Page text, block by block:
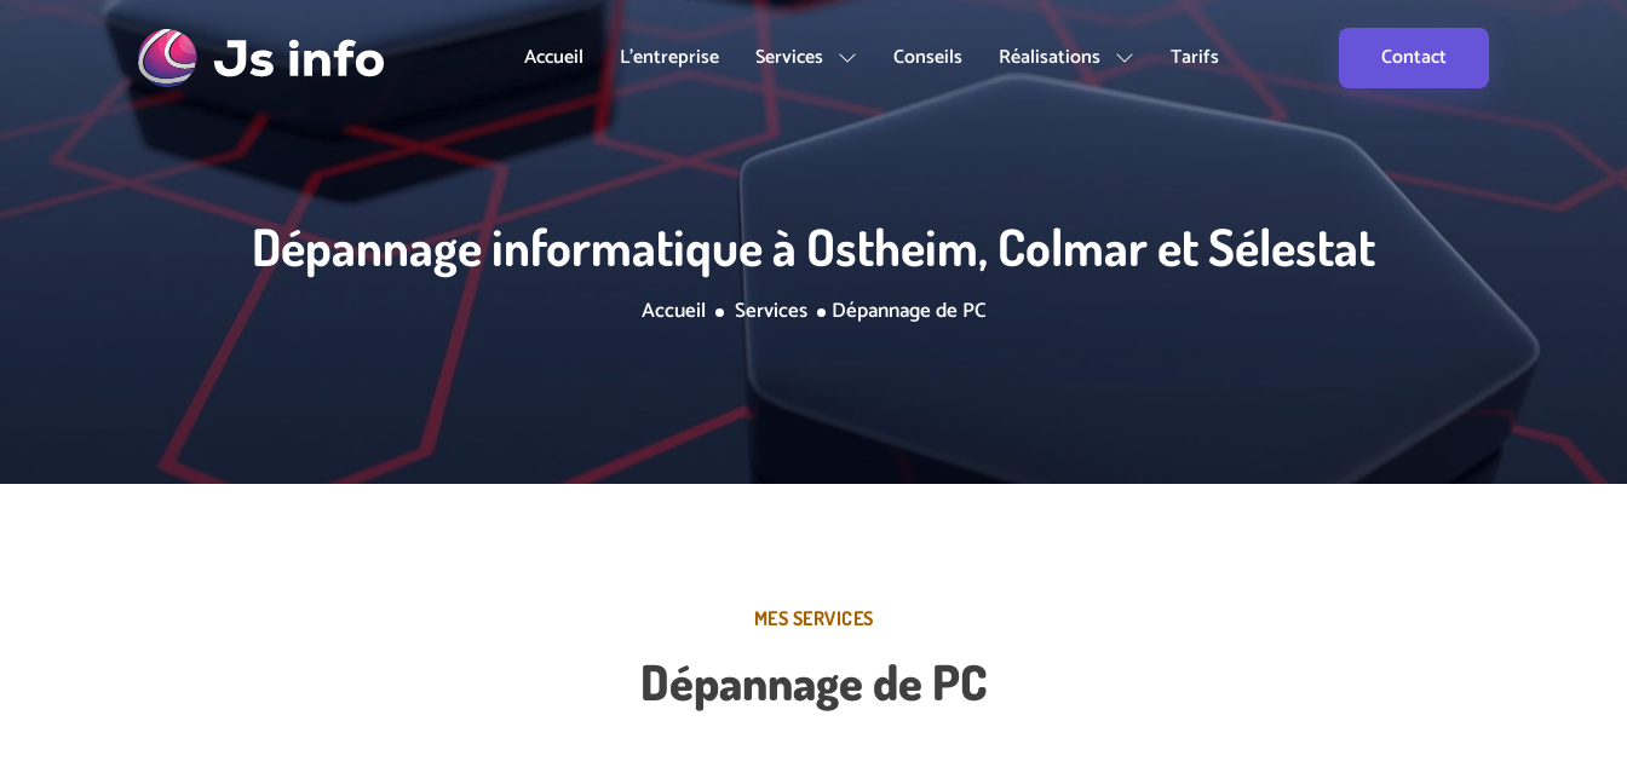
Accueil L'entreprise Services Conseils Réalisations Tarifs Contact
Dépannage informatique à Ostheim, Colmar et Sélestat
Accueil Services Dépannage de PC
MES SERVICES
Dépannage de PC